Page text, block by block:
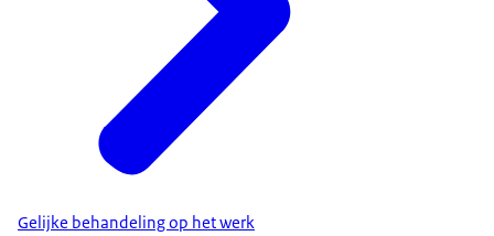
Gelijke behandeling op het werk